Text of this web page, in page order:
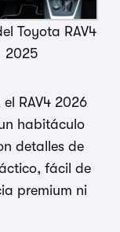
Toyota RAV4
2025
RAV4 2026
habitáculo
detalles de
fácil de
premium ni